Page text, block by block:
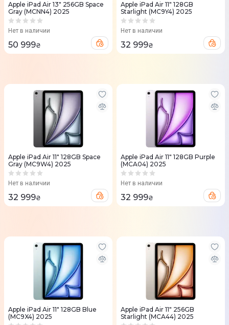
Apple iPad Air 13" 256GB Space
Gray (MCNN4) 2025
Нет в наличии
50 999₴
Apple iPad Air 11" 128GB
Starlight (MC9Y4) 2025
Нет в наличии
32 999₴
Apple iPad Air 11" 128GB Space
Gray (MC9W4) 2025
Нет в наличии
32 999₴
Apple iPad Air 11" 128GB Purple
(MCA04) 2025
Нет в наличии
32 999₴
Apple iPad Air 11" 128GB Blue
(MC9X4) 2025
Apple iPad Air 11" 256GB
Starlight (MCA44) 2025